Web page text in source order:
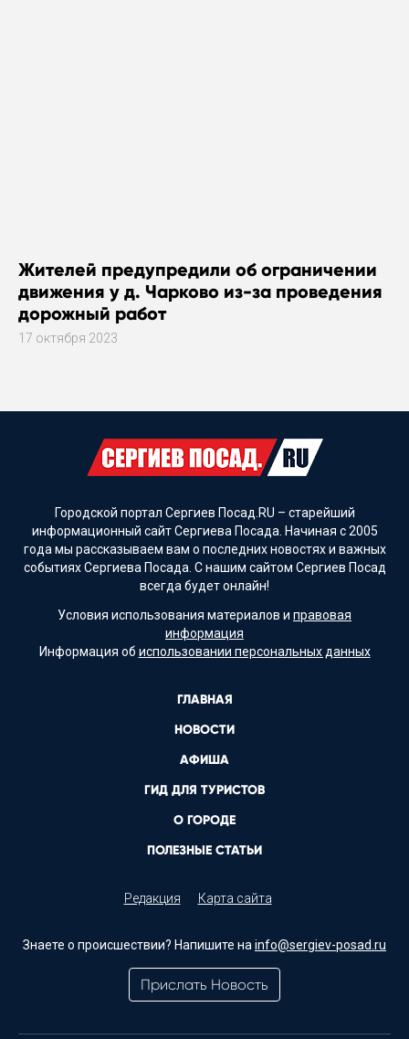
Жителей предупредили об ограничении
движения у д. Чарково из-за проведения
дорожный работ
17 октября 2023
Городской портал Сергиев Посад.RU – старейший
информационный сайт Сергиева Посада. Начиная с 2005
года мы рассказываем вам о последних новостях и важных
событиях Сергиева Посада. С нашим сайтом Сергиев Посад
всегда будет онлайн!
Условия использования материалов и правовая
информация
Информация об использовании персональных данных
ГЛАВНАЯ
НОВОСТИ
АФИША
ГИД ДЛЯ ТУРИСТОВ
О ГОРОДЕ
ПОЛЕЗНЫЕ СТАТЬИ
Редакция Карта сайта
Знаете о происшествии? Напишите на info@sergiev-posad.ru
Прислать Новость